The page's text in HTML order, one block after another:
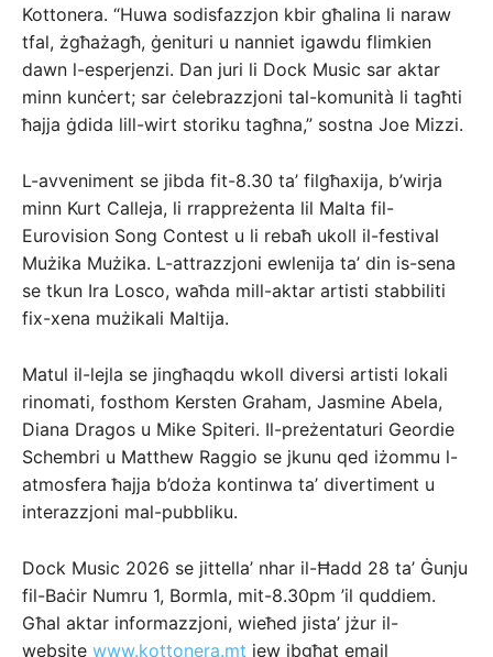
Kottonera. “Huwa sodisfazzjon kbir għalina li naraw
tfal, żgħażagħ, ġenituri u nanniet igawdu flimkien
dawn l-esperjenzi. Dan juri li Dock Music sar aktar
minn kunċert; sar ċelebrazzjoni tal-komunità li tagħti
ħajja ġdida lill-wirt storiku tagħna,” sostna Joe Mizzi.
L-avveniment se jibda fit-8.30 ta’ filgħaxija, b’wirja
minn Kurt Calleja, li rrappreżenta lil Malta fil-
Eurovision Song Contest u li rebaħ ukoll il-festival
Mużika Mużika. L-attrazzjoni ewlenija ta’ din is-sena
se tkun Ira Losco, waħda mill-aktar artisti stabbiliti
fix-xena mużikali Maltija.
Matul il-lejla se jingħaqdu wkoll diversi artisti lokali
rinomati, fosthom Kersten Graham, Jasmine Abela,
Diana Dragos u Mike Spiteri. Il-preżentaturi Geordie
Schembri u Matthew Raggio se jkunu qed iżommu l-
atmosfera ħajja b’doża kontinwa ta’ divertiment u
interazzjoni mal-pubbliku.
Dock Music 2026 se jittella’ nhar il-Ħadd 28 ta’ Ġunju
fil-Baċir Numru 1, Bormla, mit-8.30pm ’il quddiem.
Għal aktar informazzjoni, wieħed jista’ jżur il-
website www.kottonera.mt jew ibgħat email